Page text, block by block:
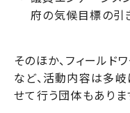
府の気候目標の引
そのほか、フィールド
など、活動内容は多
せて行う団体もありま